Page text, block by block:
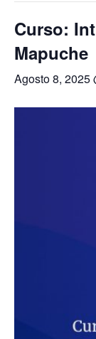
Curso:
Mapuche
Agosto 8, 2025